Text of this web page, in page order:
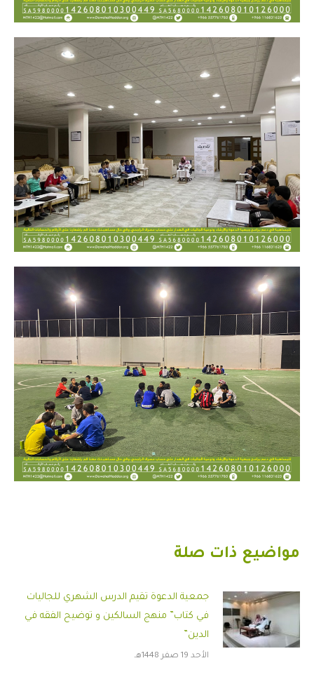
مواضيع ذات صلة
جمعية الدعوة تقيم الدرس الشهري للجاليات
في كتاب” منهج السالكين و توضيح الفقه في
الدين”
الأحد 19 صفر 1448هـ